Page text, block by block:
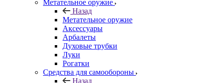
Метательное оружие
Назад
Метательное оружие
Аксессуары
Арбалеты
Духовые трубки
Луки
Рогатки
Средства для самообороны
Назад